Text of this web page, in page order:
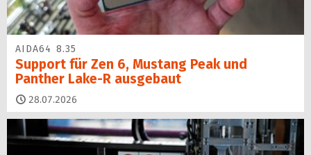
AIDA64 8.35
Support für Zen 6, Mustang Peak und
Panther Lake-R ausgebaut
28.07.2026